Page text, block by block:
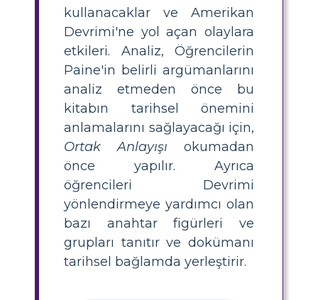
kullanacaklar ve Amerikan
Devrimi'ne yol açan olaylara
etkileri. Analiz, Öğrencilerin
Paine'in belirli argümanlarını
analiz etmeden önce bu
kitabın tarihsel önemini
anlamalarını sağlayacağı için,
Ortak Anlayışı okumadan
önce yapılır. Ayrıca
öğrencileri Devrimi
yönlendirmeye yardımcı olan
bazı anahtar figürleri ve
grupları tanıtır ve dokümanı
tarihsel bağlamda yerleştirir.